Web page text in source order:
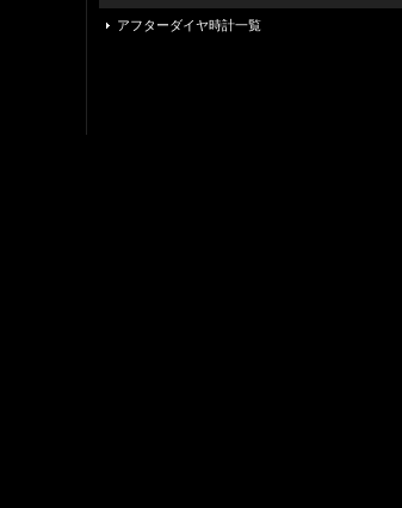
アフターダイヤ時計一覧